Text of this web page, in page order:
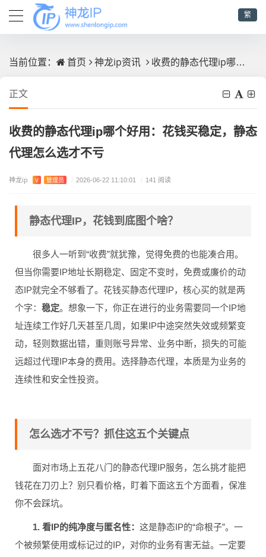
繁
当前位置： 首页 神龙ip资讯 收费的静态代理ip哪个好用：花钱买稳定，静态代理怎么选才不亏
正文
收费的静态代理ip哪个好用：花钱买稳定，静态
代理怎么选才不亏
神龙ip V 管理员 / 2026-06-22 11:10:01 / 141 阅读
静态代理IP，花钱到底图个啥？
很多人一听到“收费”就犹豫，觉得免费的也能凑合用。
但当你需要IP地址长期稳定、固定不变时，免费或廉价的动
态IP就完全不够看了。花钱买静态代理IP，核心买的就是两
个字： 稳定。想象一下，你正在进行的业务需要同一个IP地
址连续工作好几天甚至几周，如果IP中途突然失效或频繁变
动，轻则数据出错，重则账号异常、业务中断，损失的可能
远超过代理IP本身的费用。选择静态代理，本质是为业务的
连续性和安全性投资。
怎么选才不亏？抓住这五个关键点
面对市场上五花八门的静态代理IP服务，怎么挑才能把
钱花在刀刃上？别只看价格，盯着下面这五个方面看，保准
你不会踩坑。
1. 看IP的纯净度与匿名性： 这是静态IP的“命根子”。一
个被频繁使用或标记过的IP，对你的业务有害无益。一定要